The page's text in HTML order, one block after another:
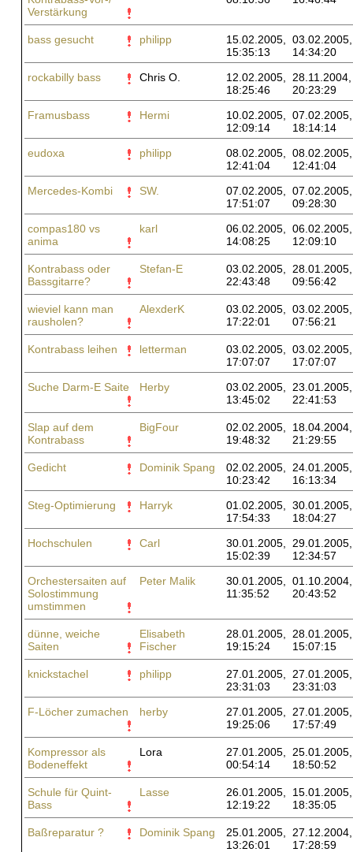
Verstärkung
bass gesucht philipp
15.02.2005,
15:35:13
03.02.2005,
14:34:20
rockabilly bass
Chris O.
12.02.2005,
18:25:46
28.11.2004,
20:23:29
Framusbass
Hermi
10.02.2005,
12:09:14
07.02.2005,
18:14:14
eudoxa
philipp
08.02.2005,
12:41:04
08.02.2005,
12:41:04
Mercedes-Kombi
SW.
07.02.2005,
17:51:07
07.02.2005,
09:28:30
compas180 vs
anima
karl
06.02.2005,
14:08:25
06.02.2005,
12:09:10
Kontrabass oder
Bassgitarre?
Stefan-E
03.02.2005,
22:43:48
28.01.2005,
09:56:42
wieviel kann man
rausholen?
AlexderK
03.02.2005,
17:22:01
03.02.2005,
07:56:21
Kontrabass leihen letterman
03.02.2005,
17:07:07
03.02.2005,
17:07:07
Suche Darm-E Saite
Herby
03.02.2005,
13:45:02
23.01.2005,
22:41:53
Slap auf dem
Kontrabass
BigFour
02.02.2005,
19:48:32
18.04.2004,
21:29:55
Gedicht Dominik Spang
02.02.2005,
10:23:42
24.01.2005,
16:13:34
Steg-Optimierung
Harryk
01.02.2005,
17:54:33
30.01.2005,
18:04:27
Hochschulen
Carl
30.01.2005,
15:02:39
29.01.2005,
12:34:57
Orchestersaiten auf
Solostimmung
umstimmen
Peter Malik
30.01.2005,
11:35:52
01.10.2004,
20:43:52
dünne, weiche
Saiten
Elisabeth
Fischer
28.01.2005,
19:15:24
28.01.2005,
15:07:15
knickstachel philipp
27.01.2005,
23:31:03
27.01.2005,
23:31:03
F-Löcher zumachen
herby
27.01.2005,
19:25:06
27.01.2005,
17:57:49
Kompressor als
Bodeneffekt
Lora
27.01.2005,
00:54:14
25.01.2005,
18:50:52
Schule für Quint-
Bass
Lasse
26.01.2005,
12:19:22
15.01.2005,
18:35:05
Baßreparatur ? Dominik Spang
25.01.2005,
13:26:01
27.12.2004,
17:28:59